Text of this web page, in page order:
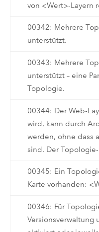
von <Wert>-Layern
00342: Mehrere
unterstützt.
00343: Mehrere
unterstützt – eine
Topologie.
00344: Der Web-
wird, kann durch
werden, ohne dass
sind. Der
00345: Ein
Karte vorhanden:
00346: Für
Versionsverwaltung